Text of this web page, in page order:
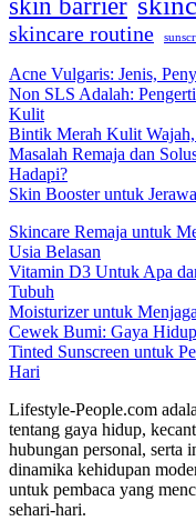
skin barrier
skincare routine
Acne Vulgaris: Jenis,
Non SLS Adalah:
Kulit
Bintik Merah Kulit
Masalah Remaja dan
Hadapi?
Skin Booster untuk
Skincare Remaja untuk
Usia Belasan
Vitamin D3 Untuk Apa
Tubuh
Moisturizer untuk
Cewek Bumi: Gaya
Tinted Sunscreen untuk
Hari
Lifestyle-People.com
tentang gaya hidup,
hubungan personal, serta
dinamika kehidupan
untuk pembaca yang
sehari-hari.